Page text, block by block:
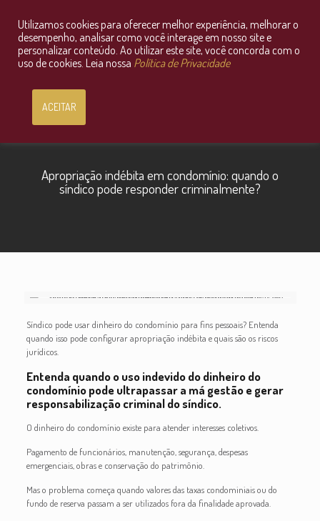
Consultoria Jurídica OnLine
Apropriação indébita em condomínio: quando o
síndico pode responder criminalmente?
Síndico pode usar dinheiro do condomínio para fins pessoais? Entenda
quando isso pode configurar apropriação indébita e quais são os riscos
jurídicos.
Entenda quando o uso indevido do dinheiro do
condomínio pode ultrapassar a má gestão e gerar
responsabilização criminal do síndico.
O dinheiro do condomínio existe para atender interesses coletivos.
Pagamento de funcionários, manutenção, segurança, despesas
emergenciais, obras e conservação do patrimônio.
Mas o problema começa quando valores das taxas condominiais ou do
fundo de reserva passam a ser utilizados fora da finalidade aprovada.
Utilizamos cookies para oferecer melhor experiência, melhorar o
desempenho, analisar como você interage em nosso site e
personalizar conteúdo. Ao utilizar este site, você concorda com o
uso de cookies. Leia nossa Política de Privacidade
ACEITAR